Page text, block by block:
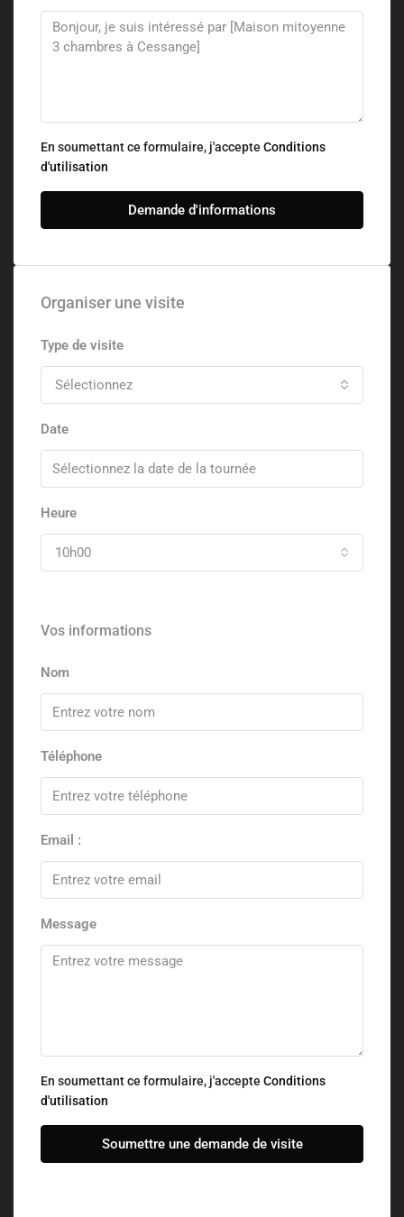
En soumettant ce formulaire, j'accepte Conditions
d'utilisation
Demande d'informations
Organiser une visite
Type de visite
Sélectionnez
Date
Heure
10h00
Vos informations
Nom
Téléphone
Email :
Message
En soumettant ce formulaire, j'accepte Conditions
d'utilisation
Soumettre une demande de visite